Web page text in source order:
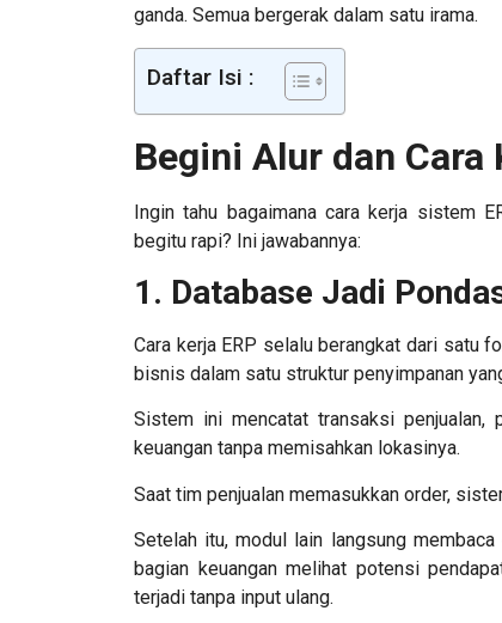
ganda. Semua bergerak dalam satu irama.
Daftar Isi :
Begini Alur dan Cara
Ingin tahu bagaimanacara kerja sistem
begitu rapi? Ini jawabannya:
1. Database Jadi
Cara kerja ERP selalu berangkat dari satu
bisnis dalam satu struktur penyimpanan
Sistem ini mencatat transaksi penjualan,
keuangan tanpa memisahkan lokasinya.
Saat tim penjualan memasukkan order,
Setelah itu, modul lain langsung
bagian keuangan melihat potensi
terjadi tanpa input ulang.